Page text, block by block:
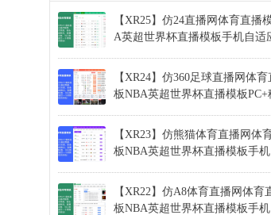
【XR25】仿24直播网体育直播
A英超世界杯直播模板手机自适
【XR24】仿360足球直播网体
板NBA英超世界杯直播模板PC+
【XR23】仿熊猫体育直播网体
板NBA英超世界杯直播模板手
【XR22】仿A8体育直播网体育
板NBA英超世界杯直播模板手